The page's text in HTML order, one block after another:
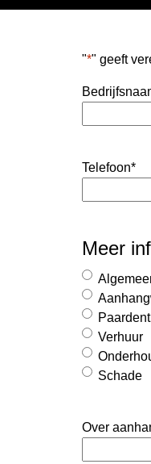
"*" geeft
Telefoon*
Meer
Verhuur
Schade
Over